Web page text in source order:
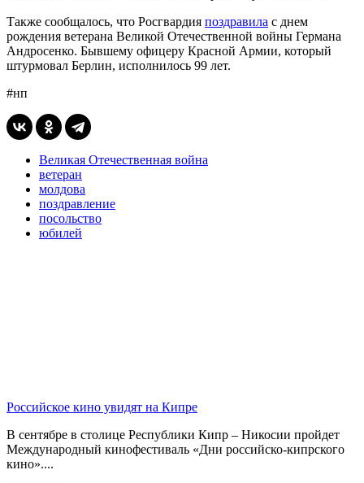
Также сообщалось, что Росгвардия поздравила с днем
рождения ветерана Великой Отечественной войны Германа
Андросенко. Бывшему офицеру Красной Армии, который
штурмовал Берлин, исполнилось 99 лет.
#нп
Великая Отечественная война
ветеран
молдова
поздравление
посольство
юбилей
Российское кино увидят на Кипре
В сентябре в столице Республики Кипр – Никосии пройдет
Международный кинофестиваль «Дни российско-кипрского
кино»....